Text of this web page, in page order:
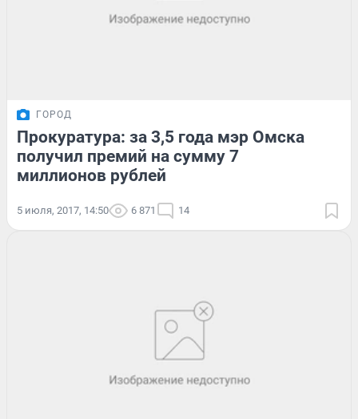
ГОРОД
Прокуратура: за 3,5 года мэр Омска
получил премий на сумму 7
миллионов рублей
5 июля, 2017, 14:50 6 871 14